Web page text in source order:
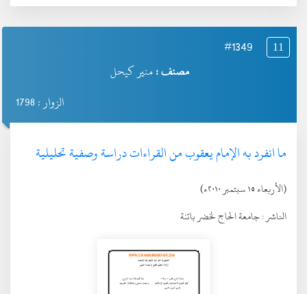
11
#1349
مصنف :منير كيحل
الزوار : 1798
ما انفرد به الإمام يعقوب من القراءات دراسة وصفية تحليلية
(الأربعاء ١٥ سبتمبر ٢٠١٠ء)
الناشر :جامعة الحاج لخضر باتنة